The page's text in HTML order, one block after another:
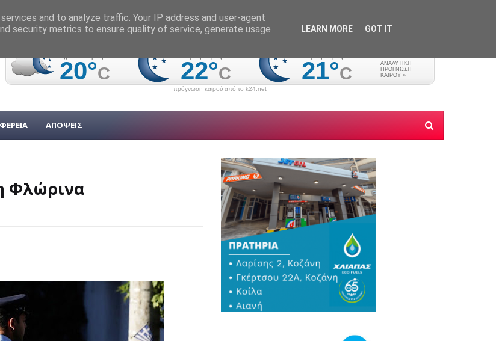
πρόγνωση καιρού από το k24.net
ΑΠΟΨΕΙΣ
Φλώρινα
and to analyze traffic. Your IP address and user-agent
security metrics to ensure quality of service, generate usage
LEARN MORE GOT IT